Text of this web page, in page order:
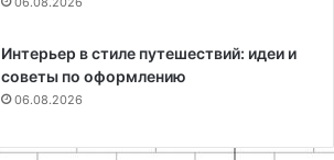
Интерьер в стиле путешествий: идеи и
советы по оформлению
06.08.2026